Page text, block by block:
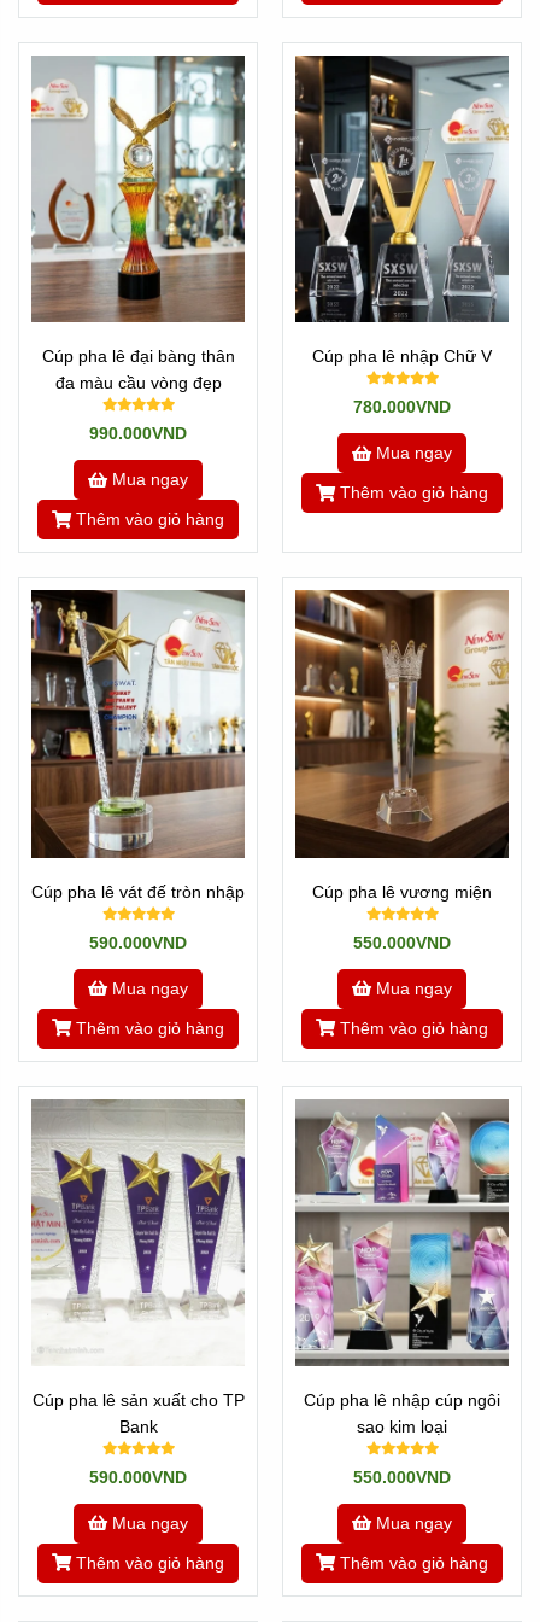
Newsun Tân Nhật Minh - Vua quà việt
Hotline:Zalo 0901460008
Tannhatminh.com
Cúp pha lê đại bàng thân
đa màu cầu vòng đẹp
990.000VND
Mua ngay
Thêm vào giỏ hàng
Cúp pha lê nhập Chữ V
780.000VND
Mua ngay
Thêm vào giỏ hàng
Cúp pha lê vát đế tròn nhập
590.000VND
Mua ngay
Thêm vào giỏ hàng
Cúp pha lê vương miện
550.000VND
Mua ngay
Thêm vào giỏ hàng
Cúp pha lê sản xuất cho TP
Bank
590.000VND
Mua ngay
Thêm vào giỏ hàng
Cúp pha lê nhập cúp ngôi
sao kim loại
550.000VND
Mua ngay
Thêm vào giỏ hàng